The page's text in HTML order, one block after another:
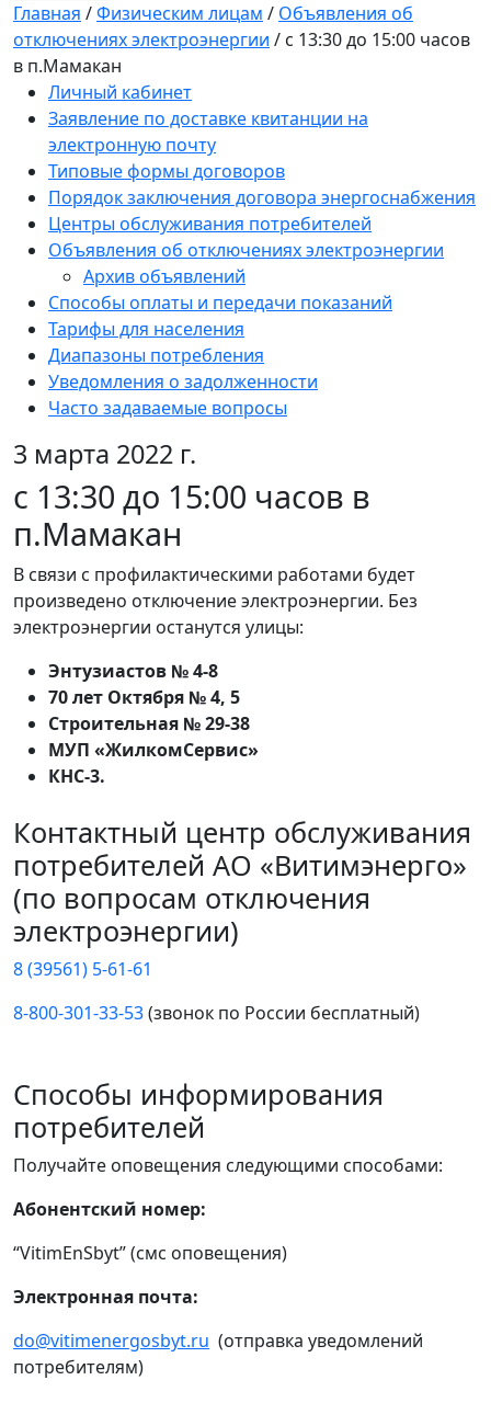
Главная /Физическим лицам / Объявления об
отключениях электроэнергии / c 13:30 до 15:00 часов
в п.Мамакан
Личный кабинет
Заявление по доставке квитанции на
электронную почту
Типовые формы договоров
Порядок заключения договора энергоснабжения
Центры обслуживания потребителей
Объявления об отключениях электроэнергии
Архив объявлений
Способы оплаты и передачи показаний
Тарифы для населения
Диапазоны потребления
Уведомления о задолженности
Часто задаваемые вопросы
3 марта 2022 г.
c 13:30 до 15:00 часов в
п.Мамакан
В связи с профилактическими работами будет
произведено отключение электроэнергии. Без
электроэнергии останутся улицы:
Энтузиастов № 4-8
70 лет Октября № 4, 5
Строительная № 29-38
МУП «ЖилкомСервис»
КНС-3.
Контактный центр обслуживания
потребителей АО «Витимэнерго»
(по вопросам отключения
электроэнергии)
8 (39561) 5-61-61
8-800-301-33-53(звонок по России бесплатный)
Способы информирования
потребителей
Получайте оповещения следующими способами:
Абонентский номер:
“VitimEnSbyt” (смс оповещения)
Электронная почта:
do@vitimenergosbyt.ru (отправка уведомлений
потребителям)